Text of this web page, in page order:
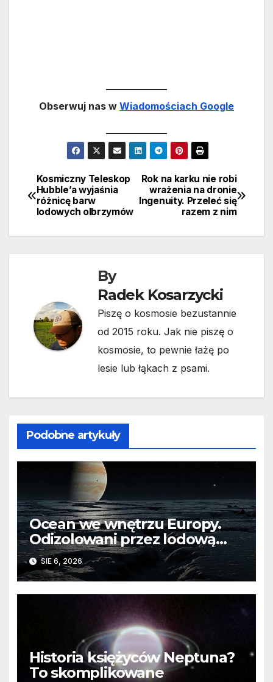
Obserwuj nas w Wiadomościach Google
Nawigacja
wpisu
Rok na karku nie robi
wrażenia na dronie
Ingenuity. Przeleć się
razem z nim
Kosmiczny Teleskop
Hubble’a wyjaśnia
różnicę barw
lodowych olbrzymów
By
Radek Kosarzycki
Piszę o kosmosie bezustannie
od 2015 roku. Jak nie piszę o
kosmosie, to pewnie łażę po
lesie lub łąkach z psami.
Podobne artykuły
Ocean we wnętrzu Europy.
Odizolowani przez lodową
barierę
SIE 6, 2026
Historia księżyców Neptuna?
To skomplikowane